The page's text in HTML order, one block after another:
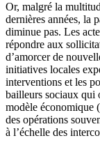
Or, malgré la
dernières années, la
diminue pas. Les
répondre aux
d’amorcer de
initiatives locales
interventions et les
bailleurs sociaux qui
modèle économique
des opérations
à l’échelle des